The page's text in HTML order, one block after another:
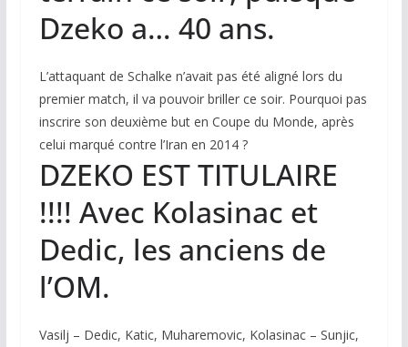
Dzeko a… 40 ans.
L’attaquant de Schalke n’avait pas été aligné lors du
premier match, il va pouvoir briller ce soir. Pourquoi pas
inscrire son deuxième but en Coupe du Monde, après
celui marqué contre l’Iran en 2014 ?
DZEKO EST TITULAIRE
!!!! Avec Kolasinac et
Dedic, les anciens de
l’OM.
Vasilj – Dedic, Katic, Muharemovic, Kolasinac – Sunjic,